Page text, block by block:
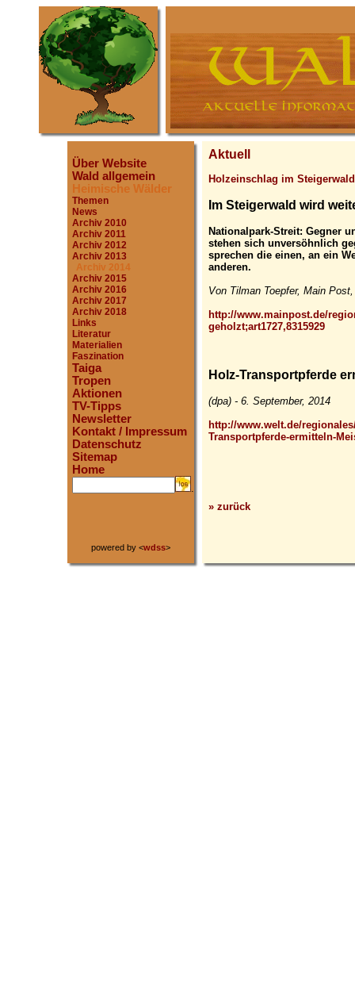
Über Website
Wald allgemein
Heimische Wälder
Themen
News
Archiv 2010
Archiv 2011
Archiv 2012
Archiv 2013
Archiv 2014
Archiv 2015
Archiv 2016
Archiv 2017
Archiv 2018
Links
Literatur
Materialien
Faszination
Taiga
Tropen
Aktionen
TV-Tipps
Newsletter
Kontakt / Impressum
Datenschutz
Sitemap
Home
.
powered by <wdss>
Aktuell
Holzeinschlag im Steigerwald
Im Steigerwald wird
Nationalpark-Streit: Gegner
stehen sich unversöhnlich
sprechen die einen, an ein
anderen.
Von Tilman Toepfer, Main
http://www.mainpost.de/
geholzt;art1727,8315929
Holz-Transportpferde
(dpa) - 6. September, 2014
http://www.welt.de/
Transportpferde-ermitteln-
» zurück